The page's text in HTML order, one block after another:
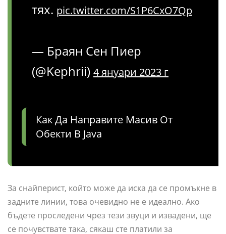
тях. pic.twitter.com/S1P6CxO7Qp
— Браян Сен Пиер
(@Kephrii) 4 януари 2023 г
Как Да Направите Масив От
Обекти В Java
За снайперист, който може да иска да се промъкне в
задните линии, това очевидно не е идеално. Ако
бъдете проследени чрез тези звуци и извадени, ще
се почувствате така, сякаш сте платили за